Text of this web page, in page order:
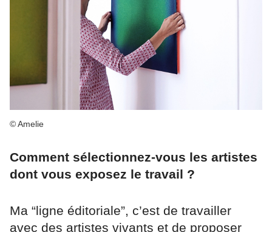
© Amelie
Comment sélectionnez-vous les artistes
dont vous exposez le travail ?
Ma “ligne éditoriale”, c’est de travailler
avec des artistes vivants et de proposer